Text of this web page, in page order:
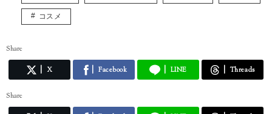
コスメ
Share
X Facebook LINE Threads
Share